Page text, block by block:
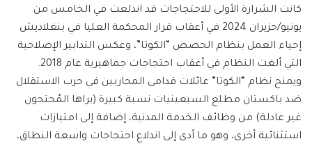
كانت الشرارة الأولى للاحتجاجات قد اندلعت في الخامس من
يونيو/حزيران 2024 في أعقاب قرار المحكمة العليا في بنغلاديش
إحياء العمل بنظام الحصص “الكوتا”، وعكس التدابير الإصلاحية
التي ألغت النظام في أعقاب احتجاجات جماهيرية عام 2018.
ويمنح نظام “الكوتا” عائلات قدامى المحاربين في حرب الاستقلال
ضد باكستان مطلع السبعينيات نسبة كبيرة (يراها المُحتجون
غير عادلة) من وظائف الخدمة المدنية، إضافة إلى امتيازات
استثنائية أخرى، وهو ما أدى إلى اندلاع احتجاجات واسعة النطاق،